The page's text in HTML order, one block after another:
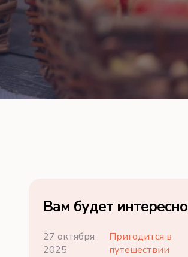
Вам будет интересно
27 октября
2025
Пригодится в
путешествии